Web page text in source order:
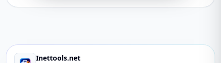
Inettools.net